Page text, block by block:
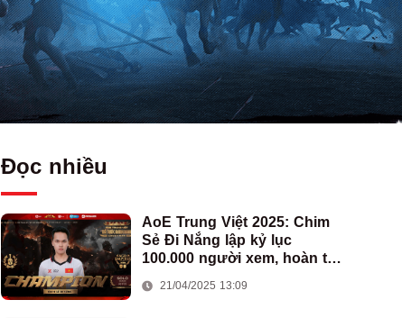
Đọc nhiều
AoE Trung Việt 2025: Chim
Sẻ Đi Nắng lập kỷ lục
100.000 người xem, hoàn tất
Việt Nam
21/04/2025 13:09